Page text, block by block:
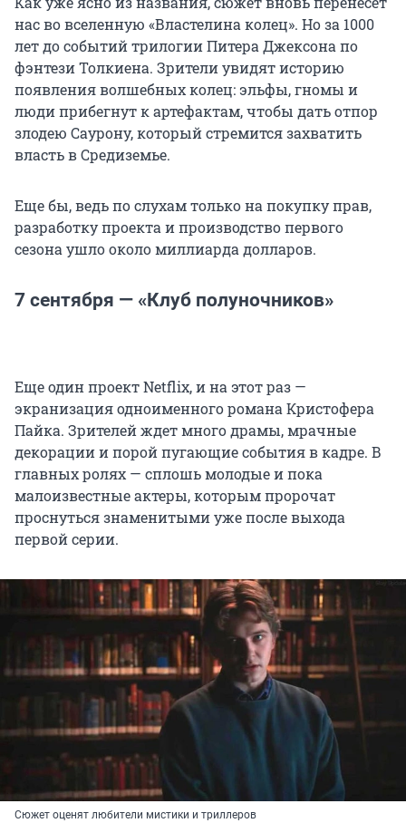
нас во вселенную «Властелина колец». Но за 1000
лет до событий трилогии Питера Джексона по
фэнтези Толкиена. Зрители увидят историю
появления волшебных колец: эльфы, гномы и
люди прибегнут к артефактам, чтобы дать отпор
злодею Саурону, который стремится захватить
власть в Средиземье.
Еще бы, ведь по слухам только на покупку прав,
разработку проекта и производство первого
сезона ушло около миллиарда долларов.
7 сентября — «Клуб полуночников»
Еще один проект Netflix, и на этот раз —
экранизация одноименного романа Кристофера
Пайка. Зрителей ждет много драмы, мрачные
декорации и порой пугающие события в кадре. В
главных ролях — сплошь молодые и пока
малоизвестные актеры, которым пророчат
проснуться знаменитыми уже после выхода
первой серии.
Сюжет оценят любители мистики и триллеров